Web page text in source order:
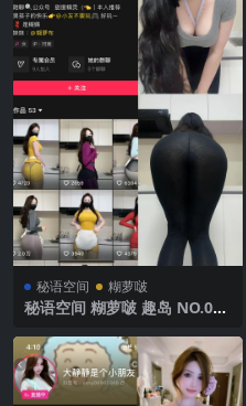
秘语空间 糊萝啵
秘语空间 糊萝啵 趣岛 NO.001
整版